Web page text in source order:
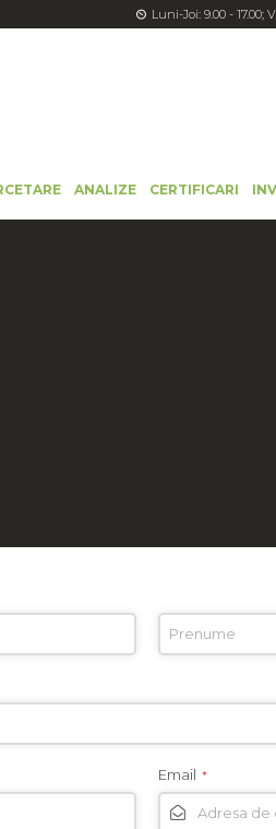
Luni-Joi: 9.00 - 17.00;
ANALIZE CERTIFICARI
Email *